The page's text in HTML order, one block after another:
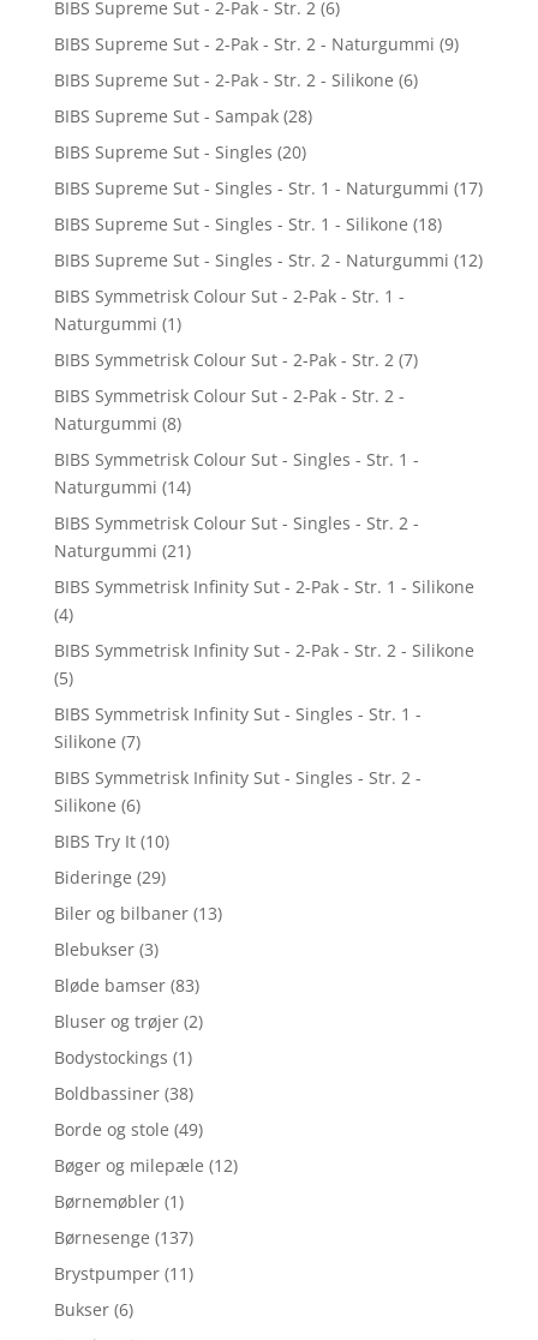
BIBS Supreme Sut - 2-Pak - Str. 2 (6)
BIBS Supreme Sut - 2-Pak - Str. 2 - Naturgummi (9)
BIBS Supreme Sut - 2-Pak - Str. 2 - Silikone (6)
BIBS Supreme Sut - Sampak (28)
BIBS Supreme Sut - Singles (20)
BIBS Supreme Sut - Singles - Str. 1 - Naturgummi (17)
BIBS Supreme Sut - Singles - Str. 1 - Silikone (18)
BIBS Supreme Sut - Singles - Str. 2 - Naturgummi (12)
BIBS Symmetrisk Colour Sut - 2-Pak - Str. 1 -
Naturgummi (1)
BIBS Symmetrisk Colour Sut - 2-Pak - Str. 2 (7)
BIBS Symmetrisk Colour Sut - 2-Pak - Str. 2 -
Naturgummi (8)
BIBS Symmetrisk Colour Sut - Singles - Str. 1 -
Naturgummi (14)
BIBS Symmetrisk Colour Sut - Singles - Str. 2 -
Naturgummi (21)
BIBS Symmetrisk Infinity Sut - 2-Pak - Str. 1 - Silikone
(4)
BIBS Symmetrisk Infinity Sut - 2-Pak - Str. 2 - Silikone
(5)
BIBS Symmetrisk Infinity Sut - Singles - Str. 1 -
Silikone (7)
BIBS Symmetrisk Infinity Sut - Singles - Str. 2 -
Silikone (6)
BIBS Try It (10)
Bideringe (29)
Biler og bilbaner (13)
Blebukser (3)
Bløde bamser (83)
Bluser og trøjer (2)
Bodystockings (1)
Boldbassiner (38)
Borde og stole (49)
Bøger og milepæle (12)
Børnemøbler (1)
Børnesenge (137)
Brystpumper (11)
Bukser (6)